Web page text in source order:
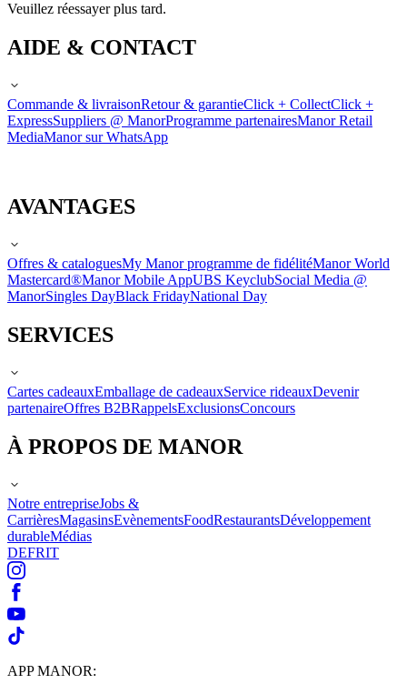
Veuillez réessayer plus tard.
AIDE & CONTACT
Commande & livraisonRetour & garantieClick + CollectClick +
ExpressSuppliers @ ManorProgramme partenairesManor Retail
MediaManor sur WhatsApp
AVANTAGES
Offres & cataloguesMy Manor programme de fidélitéManor World
Mastercard®Manor Mobile AppUBS KeyclubSocial Media @
ManorSingles DayBlack FridayNational Day
SERVICES
Cartes cadeauxEmballage de cadeauxService rideauxDevenir
partenaireOffres B2BRappelsExclusionsConcours
À PROPOS DE MANOR
Notre entrepriseJobs &
CarrièresMagasinsEvènementsFoodRestaurantsDéveloppement
durableMédias
DEFRIT
APP MANOR: